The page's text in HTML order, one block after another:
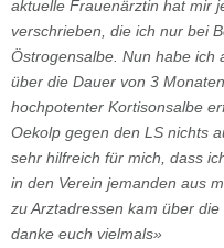
aktuelle Frauenärztin hat mir
verschrieben, die ich nur bei
Östrogensalbe. Nun habe ich
über die Dauer von 3
hochpotenter Kortisonsalbe
Oekolp gegen den LS nichts
sehr hilfreich für mich, dass
in den Verein jemanden aus
zu Arztadressen kam über
danke euch vielmals»